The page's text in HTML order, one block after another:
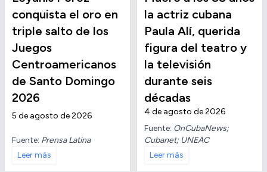
conquista el oro en
triple salto de los
Juegos
Centroamericanos
de Santo Domingo
2026
5 de agosto de 2026
Fuente: Prensa Latina
Leer más
la actriz cubana
Paula Alí, querida
figura del teatro y
la televisión
durante seis
décadas
4 de agosto de 2026
Fuente: OnCubaNews;
Cubanet; UNEAC
Leer más